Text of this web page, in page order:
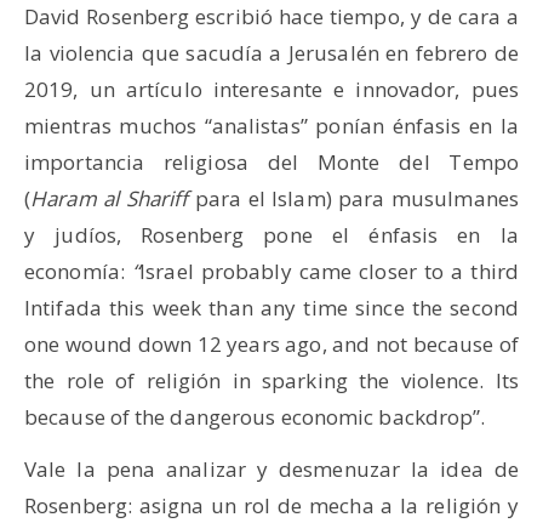
David Rosenberg escribió hace tiempo, y de cara a
la violencia que sacudía a Jerusalén en febrero de
2019, un artículo interesante e innovador, pues
mientras muchos “analistas” ponían énfasis en la
importancia religiosa del Monte del Tempo
(Haram al Shariffpara el Islam) para musulmanes
y judíos, Rosenberg pone el énfasis en la
economía: “Israel probably came closer to a third
Intifada this week than any time since the second
one wound down 12 years ago, and not because of
the role of religión in sparking the violence. Its
because of the dangerous economic backdrop”.
Vale la pena analizar y desmenuzar la idea de
Rosenberg: asigna un rol de mecha a la religión y